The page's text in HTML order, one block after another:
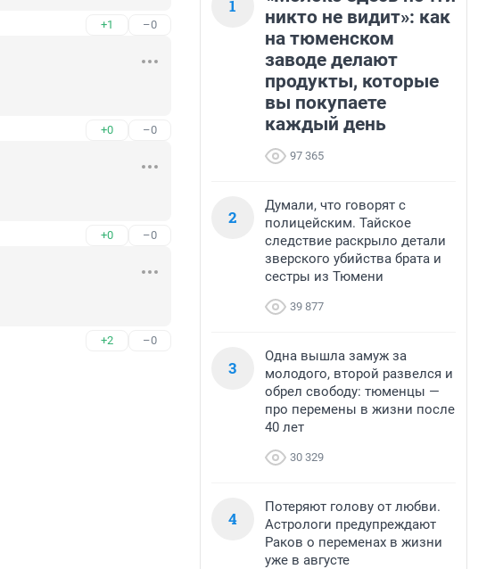
+1 –0
+0 –0
+0 –0
+2 –0
1
никто не видит»: как
на тюменском
заводе делают
продукты, которые
вы покупаете
каждый день
97 365
2
Думали, что говорят с
полицейским. Тайское
следствие раскрыло детали
зверского убийства брата и
сестры из Тюмени
39 877
3
Одна вышла замуж за
молодого, второй развелся и
обрел свободу: тюменцы —
про перемены в жизни после
40 лет
30 329
4
Потеряют голову от любви.
Астрологи предупреждают
Раков о переменах в жизни
уже в августе